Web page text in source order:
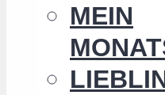
MEIN